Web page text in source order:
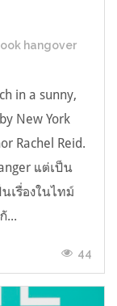
hangover
in a sunny,
New York
Rachel Reid.
แต่เป็น
เรื่องในไทม์
...
44